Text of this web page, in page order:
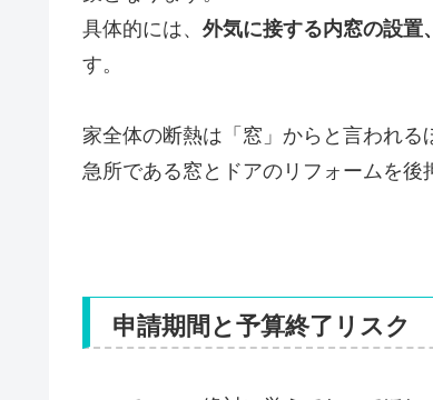
具体的には、 外気に接する内窓の設置
す。
家全体の断熱は「窓」からと言われ
急所である窓とドアのリフォームを後
申請期間と予算終了リスク